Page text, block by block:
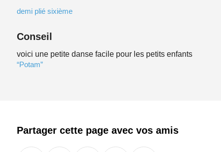
demi plié sixième
Conseil
voici une petite danse facile pour les petits enfants
“Potam”